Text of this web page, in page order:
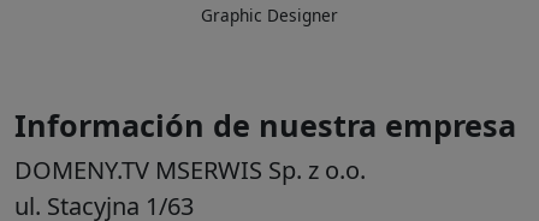
Graphic Designer
Información de nuestra empresa
DOMENY.TV MSERWIS Sp. z o.o.
ul. Stacyjna 1/63